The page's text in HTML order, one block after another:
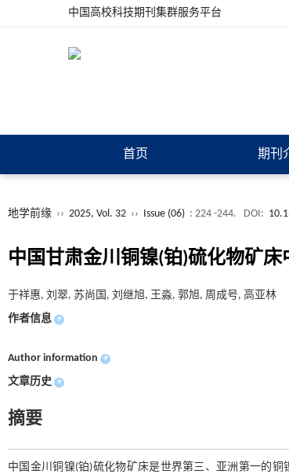
中国高校科技期刊集群服务平台
首页 期刊
地学前缘 ›› 2025, Vol. 32 ›› Issue (06) : 224 -244. DOI:
中国甘肃金川铜镍(铂)硫化物矿
于祥惠, 刘翠, 苏尚国, 刘继旭, 王淼, 郭旭, 周成号, 高亚林
作者信息 +
Author information +
文章历史 +
摘要
中国金川铜镍(铂)硫化物矿床是世界第三、亚洲第一的